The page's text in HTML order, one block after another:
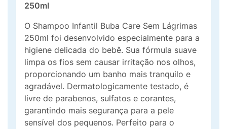
250ml
O Shampoo Infantil Buba Care Sem Lágrimas
250ml foi desenvolvido especialmente para a
higiene delicada do bebê. Sua fórmula suave
limpa os fios sem causar irritação nos olhos,
proporcionando um banho mais tranquilo e
agradável. Dermatologicamente testado, é
livre de parabenos, sulfatos e corantes,
garantindo mais segurança para a pele
sensível dos pequenos. Perfeito para o